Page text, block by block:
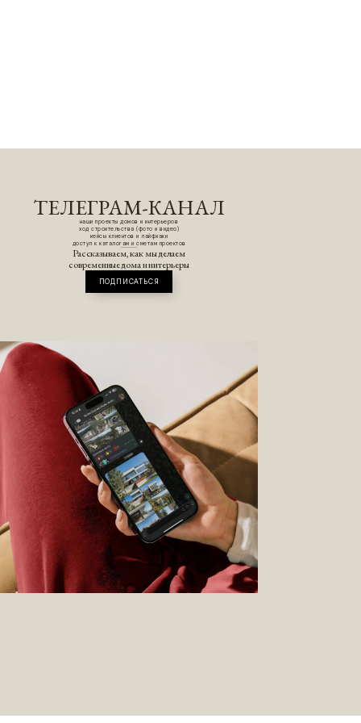
ТЕЛЕГРАМ-КАНАЛ
наши проекты домов и интерьеров
ход строительства (фото и видео)
кейсы клиентов и лайфхаки
доступ к каталогам и сметам проектов
Рассказываем, как мы делаем
современные дома и интерьеры
ПОДПИСАТЬСЯ